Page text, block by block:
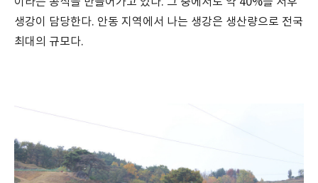
생강이 담당한다. 안동 지역에서 나는 생강은 생산량으로 전국
최대의 규모다.